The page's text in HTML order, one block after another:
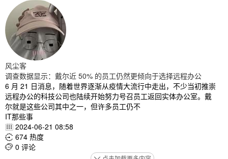
风尘客
调查数据显示：戴尔近 50% 的员工仍然更倾向于选择远程办公
6 月 21 日消息，随着世界逐渐从疫情大流行中走出，不少当初推崇
远程办公的科技公司也陆续开始努力号召员工返回实体办公室。戴
尔就是这些公司其中之一，但许多员工仍不
IT那些事
 2024-06-21 08:58
 674 热度
 0 评论